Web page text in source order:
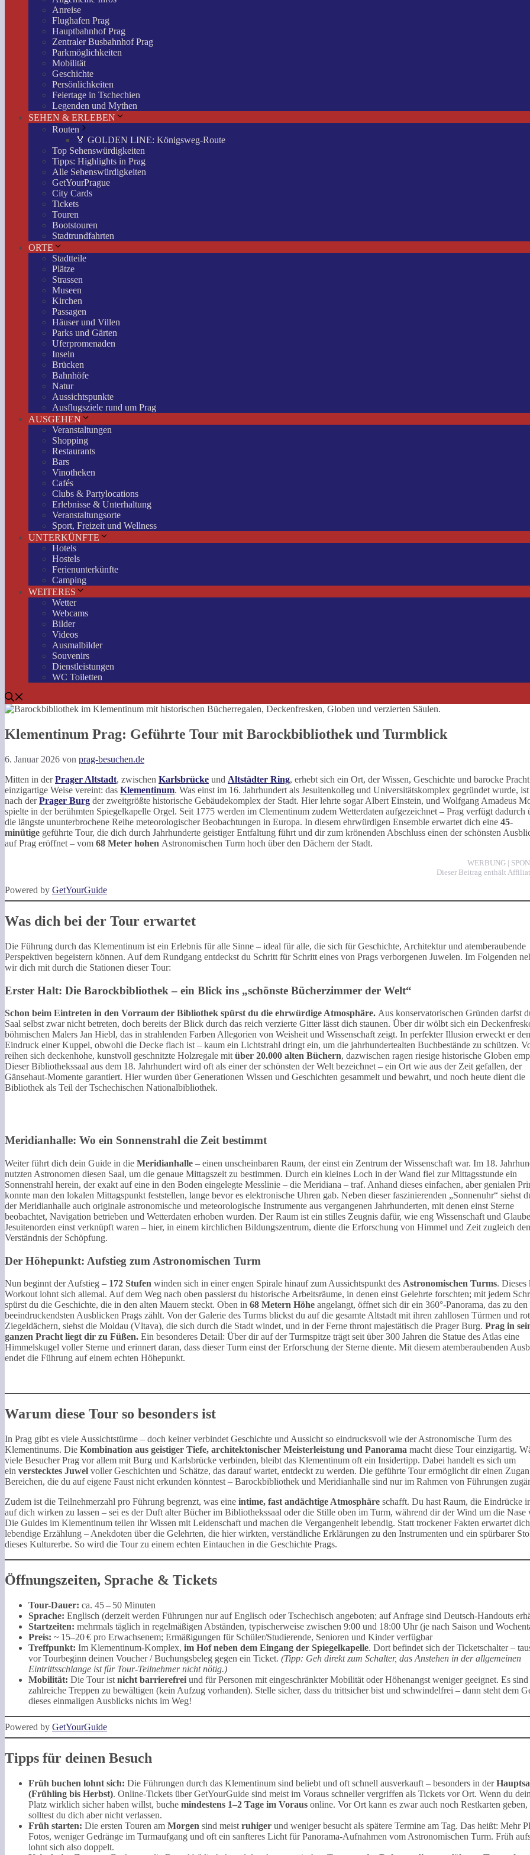
Anreise
Flughafen Prag
Hauptbahnhof Prag
Zentraler Busbahnhof Prag
Parkmöglichkeiten
Mobilität
Geschichte
Persönlichkeiten
Feiertage in Tschechien
Legenden und Mythen
SEHEN & ERLEBEN
Routen
🏅 GOLDEN LINE: Königsweg-Route
Top Sehenswürdigkeiten
Tipps: Highlights in Prag
Alle Sehenswürdigkeiten
GetYourPrague
City Cards
Tickets
Touren
Bootstouren
Stadtrundfahrten
ORTE
Stadtteile
Plätze
Strassen
Museen
Kirchen
Passagen
Häuser und Villen
Parks und Gärten
Uferpromenaden
Inseln
Brücken
Bahnhöfe
Natur
Aussichtspunkte
Ausflugsziele rund um Prag
AUSGEHEN
Veranstaltungen
Shopping
Restaurants
Bars
Vinotheken
Cafés
Clubs & Partylocations
Erlebnisse & Unterhaltung
Veranstaltungsorte
Sport, Freizeit und Wellness
UNTERKÜNFTE
Hotels
Hostels
Ferienunterkünfte
Camping
WEITERES
Wetter
Webcams
Bilder
Videos
Ausmalbilder
Souvenirs
Dienstleistungen
WC Toiletten
Klementinum Prag: Geführte Tour mit Barockbibliothek und Turmblick
6. Januar 2026 von prag-besuchen.de
Mitten in derPrager Altstadt, zwischen Karlsbrücke und Altstädter Ring, erhebt sich ein Ort, der Wissen, Geschichte und barocke
einzigartige Weise vereint: das Klementinum. Was einst im 16. Jahrhundert als Jesuitenkolleg und Universitätskomplex gegründet wurde,
nach derPrager Burg der zweitgrößte historische Gebäudekomplex der Stadt. Hier lehrte sogar Albert Einstein, und Wolfgang Amadeus
spielte in der berühmten Spiegelkapelle Orgel. Seit 1775 werden im Clementinum zudem Wetterdaten aufgezeichnet – Prag verfügt dadurch
die längste ununterbrochene Reihe meteorologischer Beobachtungen in Europa. In diesem ehrwürdigen Ensemble erwartet dich eine 45-
minütige geführte Tour, die dich durch Jahrhunderte geistiger Entfaltung führt und dir zum krönenden Abschluss einen der schönsten
auf Prag eröffnet – vom 68 Meter hohen Astronomischen Turm hoch über den Dächern der Stadt.
WERBUNG |
Dieser Beitrag enthält
Powered by GetYourGuide
Was dich bei der Tour erwartet
Die Führung durch das Klementinum ist ein Erlebnis für alle Sinne – ideal für alle, die sich für Geschichte, Architektur und atemberaubende
Perspektiven begeistern können. Auf dem Rundgang entdeckst du Schritt für Schritt eines von Prags verborgenen Juwelen. Im Folgenden
wir dich mit durch die Stationen dieser Tour:
Erster Halt: Die Barockbibliothek – ein Blick ins „schönste Bücherzimmer der Welt“
Schon beim Eintreten in den Vorraum der Bibliothek spürst du die ehrwürdige Atmosphäre. Aus konservatorischen Gründen darfst
Saal selbst zwar nicht betreten, doch bereits der Blick durch das reich verzierte Gitter lässt dich staunen. Über dir wölbt sich ein
böhmischen Malers Jan Hiebl, das in strahlenden Farben Allegorien von Weisheit und Wissenschaft zeigt. In perfekter Illusion erweckt er den
Eindruck einer Kuppel, obwohl die Decke flach ist – kaum ein Lichtstrahl dringt ein, um die jahrhundertealten Buchbestände zu schützen.
reihen sich deckenhohe, kunstvoll geschnitzte Holzregale mit über 20.000 alten Büchern, dazwischen ragen riesige historische Globen
Dieser Bibliothekssaal aus dem 18. Jahrhundert wird oft als einer der schönsten der Welt bezeichnet – ein Ort wie aus der Zeit gefallen, der
Gänsehaut-Momente garantiert. Hier wurden über Generationen Wissen und Geschichten gesammelt und bewahrt, und noch heute dient die
Bibliothek als Teil der Tschechischen Nationalbibliothek.
Meridianhalle: Wo ein Sonnenstrahl die Zeit bestimmt
Weiter führt dich dein Guide in die Meridianhalle – einen unscheinbaren Raum, der einst ein Zentrum der Wissenschaft war. Im 18.
nutzten Astronomen diesen Saal, um die genaue Mittagszeit zu bestimmen. Durch ein kleines Loch in der Wand fiel zur Mittagsstunde ein
Sonnenstrahl herein, der exakt auf eine in den Boden eingelegte Messlinie – die Meridiana – traf. Anhand dieses einfachen, aber genialen
konnte man den lokalen Mittagspunkt feststellen, lange bevor es elektronische Uhren gab. Neben dieser faszinierenden „Sonnenuhr“ siehst
der Meridianhalle auch originale astronomische und meteorologische Instrumente aus vergangenen Jahrhunderten, mit denen einst Sterne
beobachtet, Navigation betrieben und Wetterdaten erhoben wurden. Der Raum ist ein stilles Zeugnis dafür, wie eng Wissenschaft und
Jesuitenorden einst verknüpft waren – hier, in einem kirchlichen Bildungszentrum, diente die Erforschung von Himmel und Zeit zugleich
Verständnis der Schöpfung.
Der Höhepunkt: Aufstieg zum Astronomischen Turm
Nun beginnt der Aufstieg – 172 Stufen winden sich in einer engen Spirale hinauf zum Aussichtspunkt des Astronomischen Turms. Dieses
Workout lohnt sich allemal. Auf dem Weg nach oben passierst du historische Arbeitsräume, in denen einst Gelehrte forschten; mit jedem
spürst du die Geschichte, die in den alten Mauern steckt. Oben in 68 Metern Höhe angelangt, öffnet sich dir ein 360°-Panorama, das zu den
beeindruckendsten Ausblicken Prags zählt. Von der Galerie des Turms blickst du auf die gesamte Altstadt mit ihren zahllosen Türmen und
Ziegeldächern, siehst die Moldau (Vltava), die sich durch die Stadt windet, und in der Ferne thront majestätisch die Prager Burg. Prag in
ganzen Pracht liegt dir zu Füßen. Ein besonderes Detail: Über dir auf der Turmspitze trägt seit über 300 Jahren die Statue des Atlas eine
Himmelskugel voller Sterne und erinnert daran, dass dieser Turm einst der Erforschung der Sterne diente. Mit diesem atemberaubenden
endet die Führung auf einem echten Höhepunkt.
Warum diese Tour so besonders ist
In Prag gibt es viele Aussichtstürme – doch keiner verbindet Geschichte und Aussicht so eindrucksvoll wie der Astronomische Turm des
Klementinums. Die Kombination aus geistiger Tiefe, architektonischer Meisterleistung und Panorama macht diese Tour einzigartig.
viele Besucher Prag vor allem mit Burg und Karlsbrücke verbinden, bleibt das Klementinum oft ein Insidertipp. Dabei handelt es sich um
ein verstecktes Juwel voller Geschichten und Schätze, das darauf wartet, entdeckt zu werden. Die geführte Tour ermöglicht dir einen
Bereichen, die du auf eigene Faust nicht erkunden könntest – Barockbibliothek und Meridianhalle sind nur im Rahmen von Führungen
Zudem ist die Teilnehmerzahl pro Führung begrenzt, was eine intime, fast andächtige Atmosphäre schafft. Du hast Raum, die Eindrücke
auf dich wirken zu lassen – sei es der Duft alter Bücher im Bibliothekssaal oder die Stille oben im Turm, während dir der Wind um die Nase
Die Guides im Klementinum teilen ihr Wissen mit Leidenschaft und machen die Vergangenheit lebendig. Statt trockener Fakten erwartet
lebendige Erzählung – Anekdoten über die Gelehrten, die hier wirkten, verständliche Erklärungen zu den Instrumenten und ein spürbarer
dieses Kulturerbe. So wird die Tour zu einem echten Eintauchen in die Geschichte Prags.
Öffnungszeiten, Sprache & Tickets
Tour-Dauer: ca. 45 – 50 Minuten
Sprache: Englisch (derzeit werden Führungen nur auf Englisch oder Tschechisch angeboten; auf Anfrage sind Deutsch-Handouts
Startzeiten: mehrmals täglich in regelmäßigen Abständen, typischerweise zwischen 9:00 und 18:00 Uhr (je nach Saison und
Preis: ~ 15–20 € pro Erwachsenem; Ermäßigungen für Schüler/Studierende, Senioren und Kinder verfügbar
Treffpunkt: Im Klementinum-Komplex, im Hof neben dem Eingang der Spiegelkapelle. Dort befindet sich der Ticketschalter –
vor Tourbeginn deinen Voucher / Buchungsbeleg gegen ein Ticket. (Tipp: Geh direkt zum Schalter, das Anstehen in der allgemeinen
Eintrittsschlange ist für Tour-Teilnehmer nicht nötig.)
Mobilität: Die Tour ist nicht barrierefrei und für Personen mit eingeschränkter Mobilität oder Höhenangst weniger geeignet. Es sind
zahlreiche Treppen zu bewältigen (kein Aufzug vorhanden). Stelle sicher, dass du trittsicher bist und schwindelfrei – dann steht dem
dieses einmaligen Ausblicks nichts im Weg!
Powered by GetYourGuide
Tipps für deinen Besuch
Früh buchen lohnt sich: Die Führungen durch das Klementinum sind beliebt und oft schnell ausverkauft – besonders in der
(Frühling bis Herbst). Online-Tickets über GetYourGuide sind meist im Voraus schneller vergriffen als Tickets vor Ort. Wenn du
Platz wirklich sicher haben willst, buche mindestens 1–2 Tage im Voraus online. Vor Ort kann es zwar auch noch Restkarten geben,
solltest du dich aber nicht verlassen.
Früh starten: Die ersten Touren am Morgen sind meist ruhiger und weniger besucht als spätere Termine am Tag. Das heißt: Mehr
Fotos, weniger Gedränge im Turmaufgang und oft ein sanfteres Licht für Panorama-Aufnahmen vom Astronomischen Turm. Früh
lohnt sich also doppelt.